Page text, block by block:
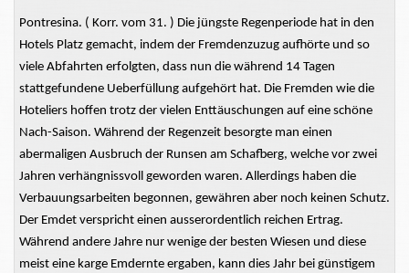
Pontresina. ( Korr. vom 31. ) Die jüngste Regenperiode hat in den
Hotels Platz gemacht, indem der Fremdenzuzug aufhörte und so
viele Abfahrten erfolgten, dass nun die während 14 Tagen
stattgefundene Ueberfüllung aufgehört hat. Die Fremden wie die
Hoteliers hoffen trotz der vielen Enttäuschungen auf eine schöne
Nach-Saison. Während der Regenzeit besorgte man einen
abermaligen Ausbruch der Runsen am Schafberg, welche vor zwei
Jahren verhängnissvoll geworden waren. Allerdings haben die
Verbauungsarbeiten begonnen, gewähren aber noch keinen Schutz.
Der Emdet verspricht einen ausserordentlich reichen Ertrag.
Während andere Jahre nur wenige der besten Wiesen und diese
meist eine karge Emdernte ergaben, kann dies Jahr bei günstigem